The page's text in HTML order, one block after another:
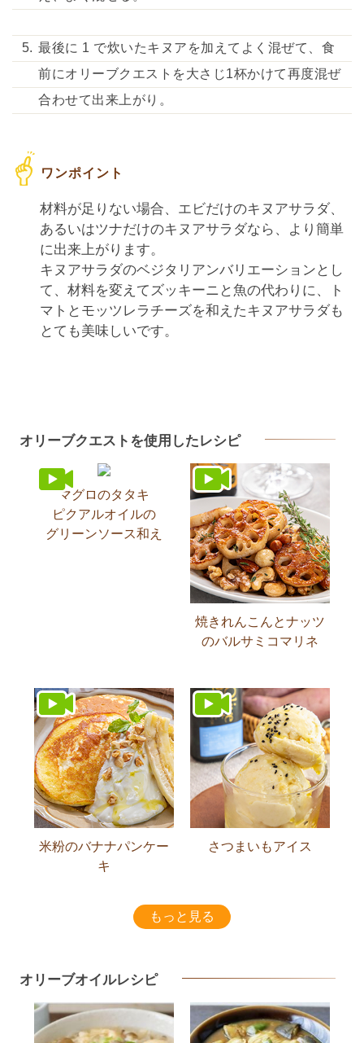
最後に 1 で炊いたキヌアを加えてよく混ぜて、食
前にオリーブクエストを大さじ1杯かけて再度混ぜ
合わせて出来上がり。
材料が足りない場合、エビだけのキヌアサラダ、
あるいはツナだけのキヌアサラダなら、より簡単
に出来上がります。
キヌアサラダのベジタリアンバリエーションとし
て、材料を変えてズッキーニと魚の代わりに、ト
マトとモッツレラチーズを和えたキヌアサラダも
とても美味しいです。
オリーブクエストを使用したレシピ
マグロのタタキ
ピクアルオイルの
グリーンソース和え
焼きれんこんとナッツ
のバルサミコマリネ
米粉のバナナパンケー
キ
さつまいもアイス
もっと見る
オリーブオイルレシピ